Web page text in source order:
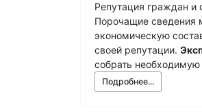
Репутация граждан и
Порочащие сведения
экономическую
своей репутации.
собрать необходимую
Подробнее...